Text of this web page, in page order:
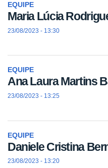
EQUIPE
Maria Lúcia
23/08/2023 - 13:30
EQUIPE
Ana Laura Martins
23/08/2023 - 13:25
EQUIPE
Daniele Cristina
23/08/2023 - 13:20